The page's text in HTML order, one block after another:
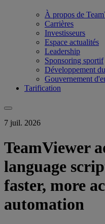
À propos de
Carrières
Investisseurs
Espace actualités
Leadership
Sponsoring sportif
Développement
Gouvernement
Tarification
7 juil. 2026
TeamViewer
language
faster, more
automation